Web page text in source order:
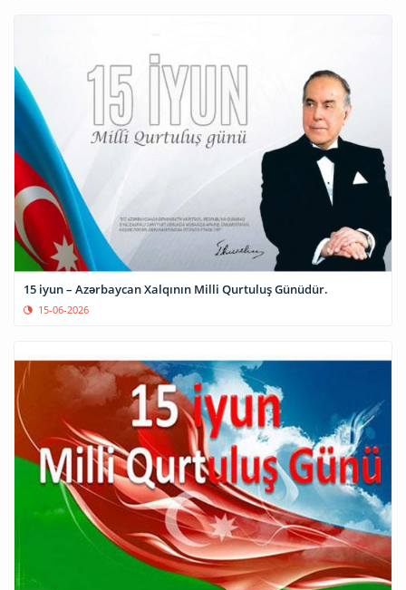
15 iyun – Azərbaycan Xalqının Milli Qurtuluş Günüdür.
15-06-2026